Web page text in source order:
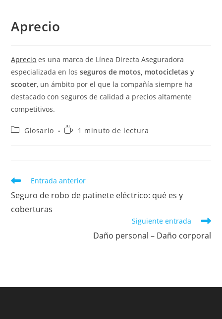
Aprecio
Aprecio es una marca de Línea Directa Aseguradora
especializada en losseguros de motos, motocicletas y
scooter, un ámbito por el que la compañía siempre ha
destacado con seguros de calidad a precios altamente
competitivos.
Categoría
Glosario
Tiempo1 minuto de lectura
Leer
artículos
Entrada anterior
Seguro de robo de patinete eléctrico: qué es y
coberturas
Siguiente entrada
Daño personal – Daño corporal